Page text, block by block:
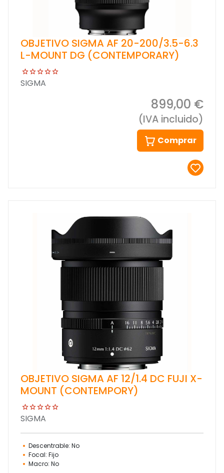
OBJETIVO SIGMA AF 20-200/3.5-6.3
L-MOUNT DG (CONTEMPORARY)
SIGMA
899,00 €
(IVA incluido)
Comprar
OBJETIVO SIGMA AF 12/1.4 DC FUJI X-
MOUNT (CONTEMPORY)
SIGMA
Descentrable: No
Focal: Fijo
Macro: No